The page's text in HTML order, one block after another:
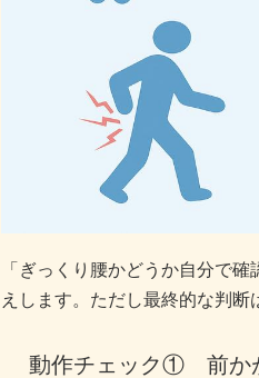
「ぎっくり腰かどうか自分で
えします。ただし最終的な判断
動作チェック① 前か